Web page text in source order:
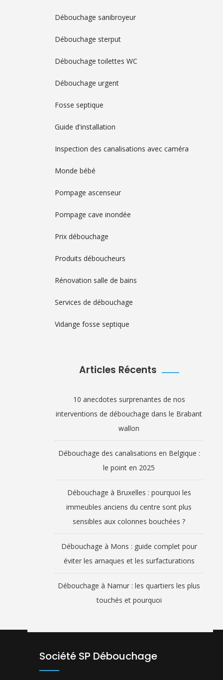
Débouchage sanibroyeur
Débouchage sterput
Débouchage toilettes WC
Débouchage urgent
Fosse septique
Guide d'installation
Inspection des canalisations avec caméra
Monde bébé
Pompage ascenseur
Pompage cave inondée
Prix débouchage
Produits déboucheurs
Rénovation salle de bains
Services de débouchage
Vidange fosse septique
Articles Récents
10 anecdotes surprenantes de nos
interventions de débouchage dans le Brabant
wallon
Débouchage des canalisations en Belgique :
le point en 2025
Débouchage à Bruxelles : pourquoi les
immeubles anciens du centre sont plus
sensibles aux colonnes bouchées ?
Débouchage à Mons : guide complet pour
éviter les arnaques et les surfacturations
Débouchage à Namur : les quartiers les plus
touchés et pourquoi
Société SP Débouchage